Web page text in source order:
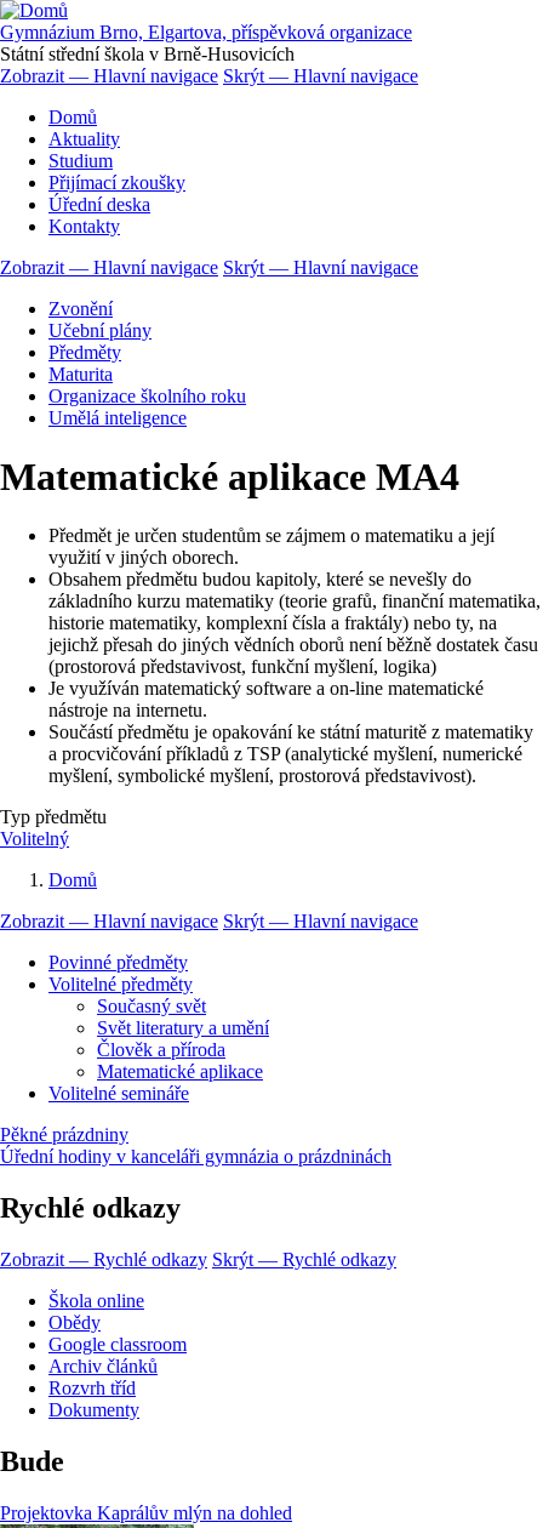
Přejít
k
hlavnímu
obsahu
Gymnázium Brno, Elgartova, příspěvková organizace
Státní střední škola v Brně-Husovicích
Hlavní
navigace
Zobrazit — Hlavní navigace Skrýt — Hlavní navigace
Domů
Aktuality
Studium
Přijímací zkoušky
Úřední deska
Kontakty
Hlavní
navigace
Zobrazit — Hlavní navigace Skrýt — Hlavní navigace
Zvonění
Učební plány
Předměty
Maturita
Organizace školního roku
Umělá inteligence
Matematické aplikace MA4
Předmět je určen studentům se zájmem o matematiku a její
využití v jiných oborech.
Obsahem předmětu budou kapitoly, které se nevešly do
základního kurzu matematiky (teorie grafů, finanční matematika,
historie matematiky, komplexní čísla a fraktály) nebo ty, na
jejichž přesah do jiných vědních oborů není běžně dostatek času
(prostorová představivost, funkční myšlení, logika)
Je využíván matematický software a on-line matematické
nástroje na internetu.
Součástí předmětu je opakování ke státní maturitě z matematiky
a procvičování příkladů z TSP (analytické myšlení, numerické
myšlení, symbolické myšlení, prostorová představivost).
Typ předmětu
Volitelný
Drobečková
Domů
Hlavní
navigace
Zobrazit — Hlavní navigace Skrýt — Hlavní navigace
Povinné předměty
Volitelné předměty
Současný svět
Svět literatury a umění
Člověk a příroda
Matematické aplikace
Volitelné semináře
Pěkné prázdniny
Úřední hodiny v kanceláři gymnázia o prázdninách
Rychlé odkazy
Zobrazit — Rychlé odkazy Skrýt — Rychlé odkazy
Škola online
Obědy
Google classroom
Archiv článků
Rozvrh tříd
Dokumenty
Bude
Projektovka Kaprálův mlýn na dohled